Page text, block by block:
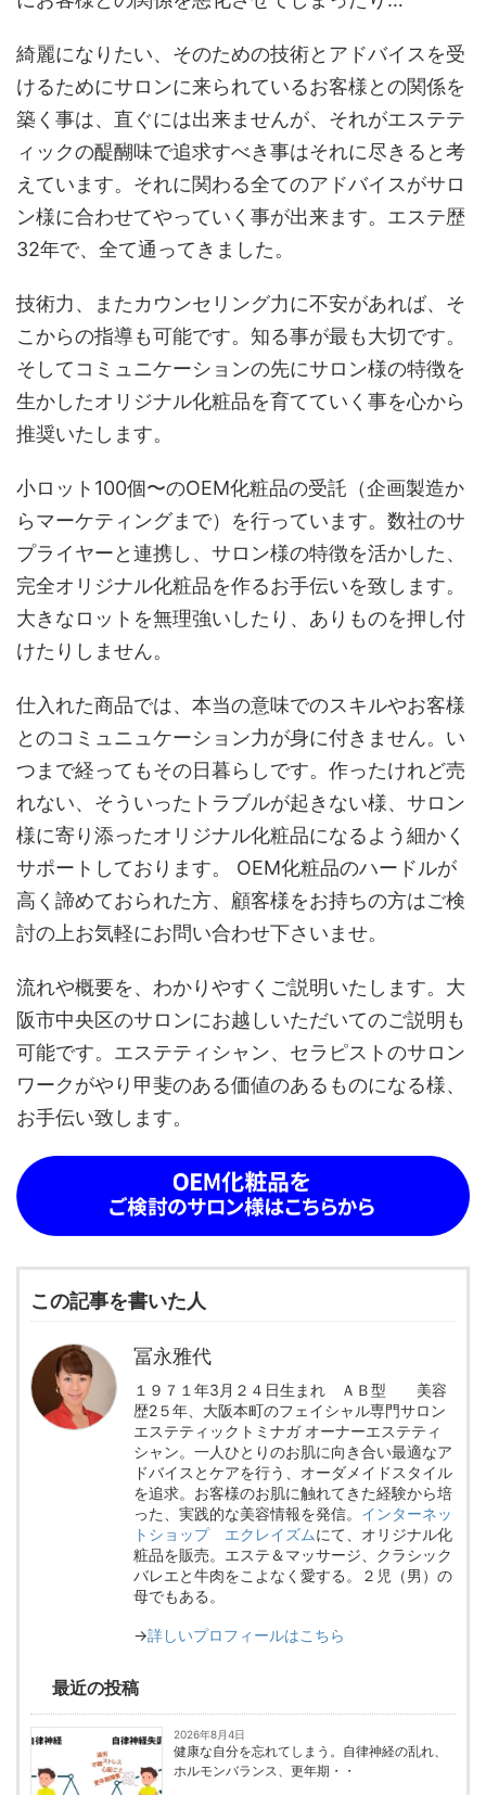
綺麗になりたい、そのための技術とアドバイスを受
けるためにサロンに来られているお客様との関係を
築く事は、直ぐには出来ませんが、それがエステテ
ィックの醍醐味で追求すべき事はそれに尽きると考
えています。それに関わる全てのアドバイスがサロ
ン様に合わせてやっていく事が出来ます。エステ歴
32年で、全て通ってきました。
技術力、またカウンセリング力に不安があれば、そ
こからの指導も可能です。知る事が最も大切です。
そしてコミュニケーションの先にサロン様の特徴を
生かしたオリジナル化粧品を育てていく事を心から
推奨いたします。
小ロット100個〜のOEM化粧品の受託（企画製造か
らマーケティングまで）を行っています。数社のサ
プライヤーと連携し、サロン様の特徴を活かした、
完全オリジナル化粧品を作るお手伝いを致します。
大きなロットを無理強いしたり、ありものを押し付
けたりしません。
仕入れた商品では、本当の意味でのスキルやお客様
とのコミュニュケーション力が身に付きません。い
つまで経ってもその日暮らしです。作ったけれど売
れない、そういったトラブルが起きない様、サロン
様に寄り添ったオリジナル化粧品になるよう細かく
サポートしております。 OEM化粧品のハードルが
高く諦めておられた方、顧客様をお持ちの方はご検
討の上お気軽にお問い合わせ下さいませ。
流れや概要を、わかりやすくご説明いたします。大
阪市中央区のサロンにお越しいただいてのご説明も
可能です。エステティシャン、セラピストのサロン
ワークがやり甲斐のある価値のあるものになる様、
お手伝い致します。
この記事を書いた人
冨永雅代
１９７１年3月２４日生まれ ＡＢ型 美容
歴2５年、大阪本町のフェイシャル専門サロン
エステティックトミナガ オーナーエステティ
シャン。一人ひとりのお肌に向き合い最適なア
ドバイスとケアを行う、オーダメイドスタイル
を追求。お客様のお肌に触れてきた経験から培
った、実践的な美容情報を発信。 インターネッ
トショップ エクレイズムにて、オリジナル化
粧品を販売。エステ＆マッサージ、クラシック
バレエと牛肉をこよなく愛する。２児（男）の
母でもある。
→詳しいプロフィールはこちら
最近の投稿
2026年8月4日
健康な自分を忘れてしまう。自律神経の乱れ、
ホルモンバランス、更年期・・